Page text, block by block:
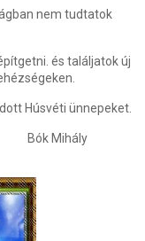
nem tudtatok
és találjatok új
Húsvéti ünnepeket.
Bók Mihály